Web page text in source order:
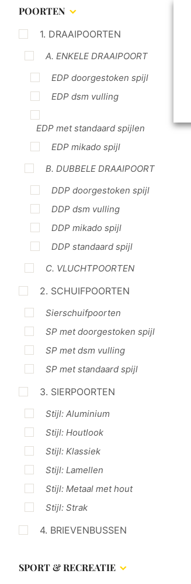
POORTEN
1. DRAAIPOORTEN
A. ENKELE DRAAIPOORT
EDP doorgestoken spijl
EDP dsm vulling
EDP met standaard spijlen
EDP mikado spijl
B. DUBBELE DRAAIPOORT
DDP doorgestoken spijl
DDP dsm vulling
DDP mikado spijl
DDP standaard spijl
C. VLUCHTPOORTEN
2. SCHUIFPOORTEN
Sierschuifpoorten
SP met doorgestoken spijl
SP met dsm vulling
SP met standaard spijl
3. SIERPOORTEN
Stijl: Aluminium
Stijl: Houtlook
Stijl: Klassiek
Stijl: Lamellen
Stijl: Metaal met hout
Stijl: Strak
4. BRIEVENBUSSEN
SPORT & RECREATIE